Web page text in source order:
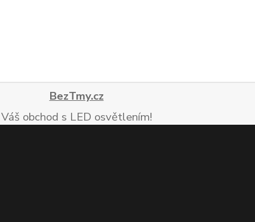
BezTmy.cz
Váš obchod s LED osvětlením!